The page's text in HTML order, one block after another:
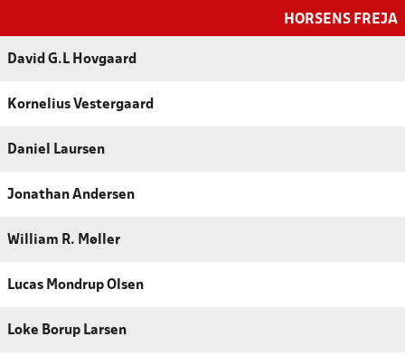
HORSENS FREJA
David G.L Hovgaard
Kornelius Vestergaard
Daniel Laursen
Jonathan Andersen
William R. Møller
Lucas Mondrup Olsen
Loke Borup Larsen